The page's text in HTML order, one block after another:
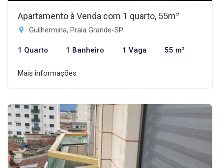
Apartamento à Venda com 1 quarto, 55m²
Guilhermina, Praia Grande-SP
1 Quarto 1 Banheiro 1 Vaga 55 m²
Mais informações